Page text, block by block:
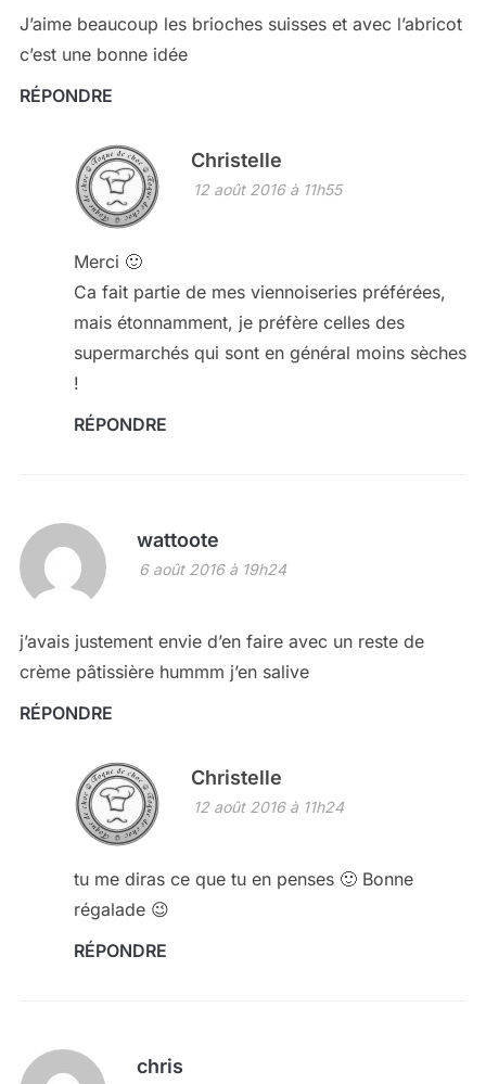
J’aime beaucoup les brioches suisses et avec l’abricot
c’est une bonne idée
RÉPONDRE
Christelle
12 août 2016 à 11h55
Merci 🙂
Ca fait partie de mes viennoiseries préférées,
mais étonnamment, je préfère celles des
supermarchés qui sont en général moins sèches
!
RÉPONDRE
wattoote
6 août 2016 à 19h24
j’avais justement envie d’en faire avec un reste de
crème pâtissière hummm j’en salive
RÉPONDRE
Christelle
12 août 2016 à 11h24
tu me diras ce que tu en penses 🙂 Bonne
régalade 😉
RÉPONDRE
chris